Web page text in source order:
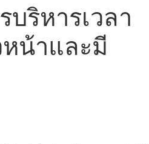
ริหารเวลา
น้าและมี